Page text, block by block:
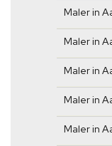
Maler in
Maler in
Maler in
Maler in
Maler in